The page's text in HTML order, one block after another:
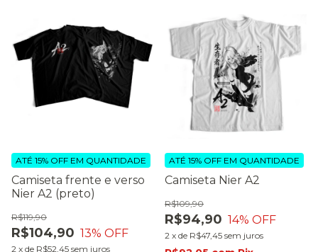
Camiseta frente e verso
Nier A2 (preto)
R$104,90
R$119,90
13% OFF
2 x de R$52,45 sem juros
ATÉ 15% OFF EM QUANTIDADE
Camiseta Nier A2
R$94,90
R$109,90
14% OFF
2 x de R$47,45 sem juros
ATÉ 15% OFF EM QUANTIDADE